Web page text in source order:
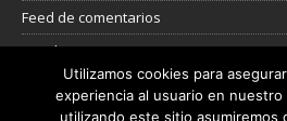
Feed de comentarios
WordPress.org
Nube de etiquetas
Utilizamos cookies para
experiencia al usuario en
utilizando este sitio asumiremos